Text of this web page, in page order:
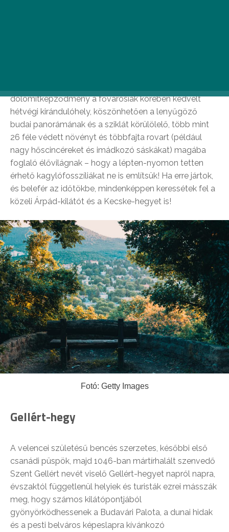
dolomitképződmény a fővárosiak körében kedvelt
hétvégi kirándulóhely, köszönhetően a lenyűgöző
budai panorámának és a sziklát körülölelő, több mint
26 féle védett növényt és többfajta rovart (például
nagy hőscincéreket és imádkozó sáskákat) magába
foglaló élővilágnak – hogy a lépten-nyomon tetten
érhető kagylófosszíliákat ne is említsük! Ha erre jártok,
és belefér az időtökbe, mindenképpen keressétek fel a
közeli Árpád-kilátót és a Kecske-hegyet is!
Fotó: Getty Images
Gellért-hegy
A velencei születésű bencés szerzetes, későbbi első
csanádi püspök, majd 1046-ban mártírhalált szenvedő
Szent Gellért nevét viselő Gellért-hegyet napról napra,
évszaktól függetlenül helyiek és turisták ezrei másszák
meg, hogy számos kilátópontjából
gyönyörködhessenek a Budavári Palota, a dunai hidak
és a pesti belváros képeslapra kívánkozó